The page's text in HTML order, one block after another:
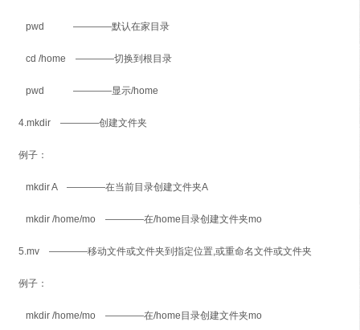
pwd ————默认在家目录
cd /home ————切换到根目录
pwd ————显示/home
4.mkdir ————创建文件夹
例子：
mkdir A ————在当前目录创建文件夹A
mkdir /home/mo ————在/home目录创建文件夹mo
5.mv ————移动文件或文件夹到指定位置,或重命名文件或文件夹
例子：
mkdir /home/mo ————在/home目录创建文件夹mo